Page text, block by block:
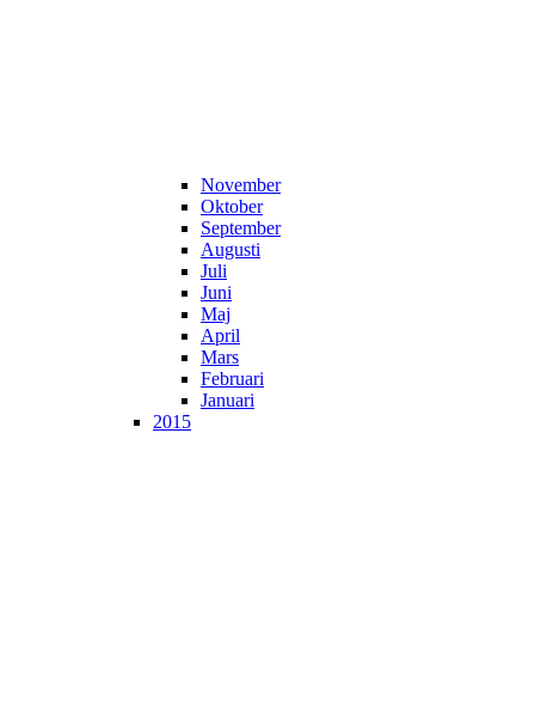
November
Oktober
September
Augusti
Juli
Juni
Maj
April
Mars
Februari
Januari
2015